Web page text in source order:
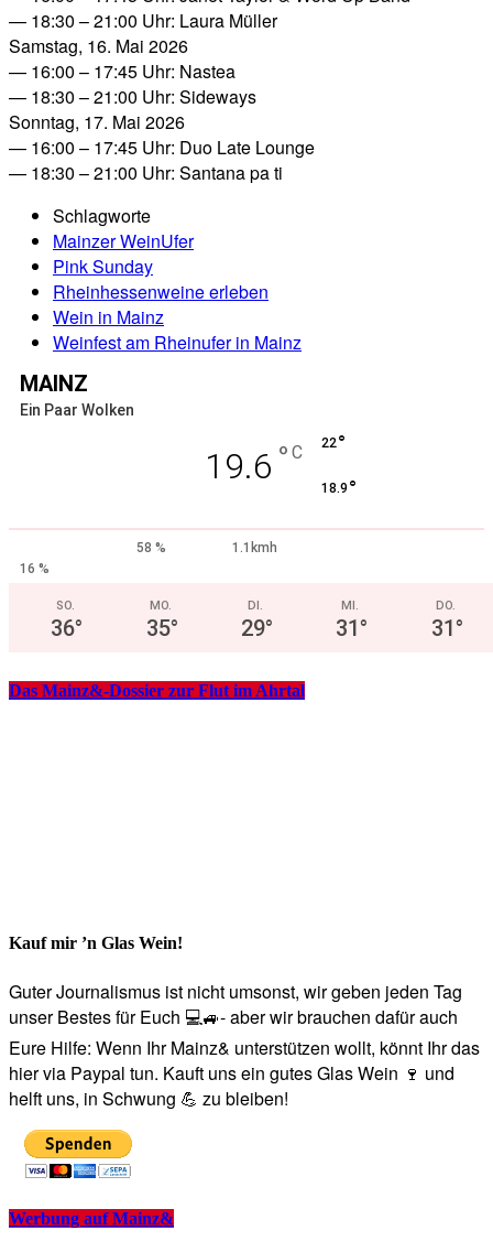
— 18:30 – 21:00 Uhr: Laura Müller
Samstag, 16. Mai 2026
— 16:00 – 17:45 Uhr: Nastea
— 18:30 – 21:00 Uhr: Sideways
Sonntag, 17. Mai 2026
— 16:00 – 17:45 Uhr: Duo Late Lounge
— 18:30 – 21:00 Uhr: Santana pa ti
Schlagworte
Mainzer WeinUfer
Pink Sunday
Rheinhessenweine erleben
Wein in Mainz
Weinfest am Rheinufer in Mainz
MAINZ
Ein Paar Wolken
19.6 ° C 22°
18.9 °
58 %
1.1kmh
16 %
SO.
36°
MO.
35°
DI.
29°
MI.
31°
DO.
31°
Das Mainz&-Dossier zur Flut im Ahrtal
Kauf mir ’n Glas Wein!
Guter Journalismus ist nicht umsonst, wir geben jeden Tag
unser Bestes für Euch 💻🚙- aber wir brauchen dafür auch
Eure Hilfe: Wenn Ihr Mainz& unterstützen wollt, könnt Ihr das
hier via Paypal tun. Kauft uns ein gutes Glas Wein 🍷 und
helft uns, in Schwung 💪 zu bleiben!
Werbung auf Mainz&